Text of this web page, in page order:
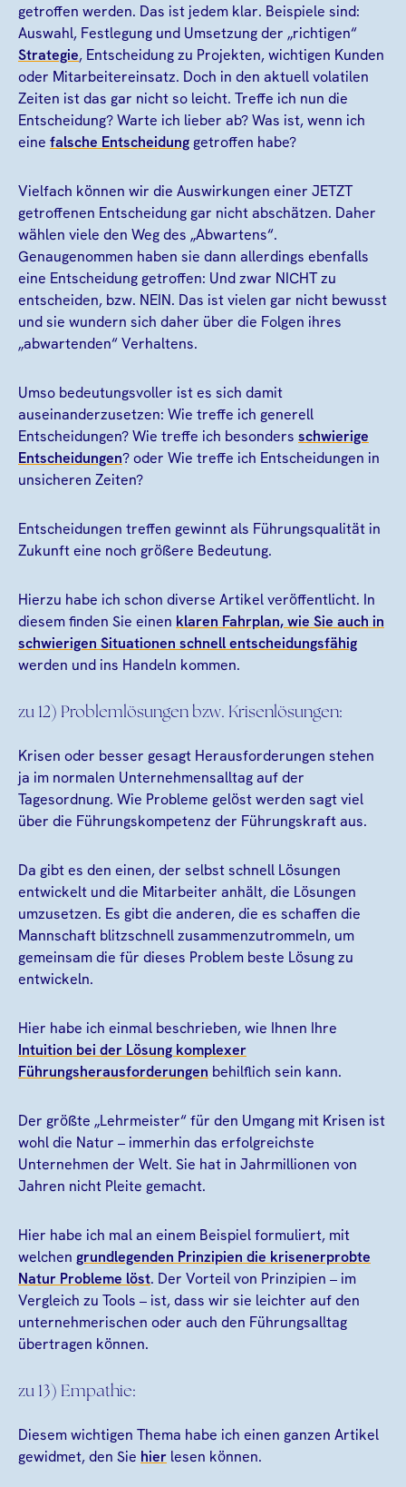
getroffen werden. Das ist jedem klar. Beispiele sind:
Auswahl, Festlegung und Umsetzung der „richtigen“
Strategie, Entscheidung zu Projekten, wichtigen Kunden
oder Mitarbeitereinsatz. Doch in den aktuell volatilen
Zeiten ist das gar nicht so leicht. Treffe ich nun die
Entscheidung? Warte ich lieber ab? Was ist, wenn ich
eine falsche Entscheidung getroffen habe?
Vielfach können wir die Auswirkungen einer JETZT
getroffenen Entscheidung gar nicht abschätzen. Daher
wählen viele den Weg des „Abwartens“.
Genaugenommen haben sie dann allerdings ebenfalls
eine Entscheidung getroffen: Und zwar NICHT zu
entscheiden, bzw. NEIN. Das ist vielen gar nicht bewusst
und sie wundern sich daher über die Folgen ihres
„abwartenden“ Verhaltens.
Umso bedeutungsvoller ist es sich damit
auseinanderzusetzen: Wie treffe ich generell
Entscheidungen? Wie treffe ich besonders schwierige
Entscheidungen? oder Wie treffe ich Entscheidungen in
unsicheren Zeiten?
Entscheidungen treffen gewinnt als Führungsqualität in
Zukunft eine noch größere Bedeutung.
Hierzu habe ich schon diverse Artikel veröffentlicht. In
diesem finden Sie einen klaren Fahrplan, wie Sie auch in
schwierigen Situationen schnell entscheidungsfähig
werden und ins Handeln kommen.
zu 12) Problemlösungen bzw. Krisenlösungen:
Krisen oder besser gesagt Herausforderungen stehen
ja im normalen Unternehmensalltag auf der
Tagesordnung. Wie Probleme gelöst werden sagt viel
über die Führungskompetenz der Führungskraft aus.
Da gibt es den einen, der selbst schnell Lösungen
entwickelt und die Mitarbeiter anhält, die Lösungen
umzusetzen. Es gibt die anderen, die es schaffen die
Mannschaft blitzschnell zusammenzutrommeln, um
gemeinsam die für dieses Problem beste Lösung zu
entwickeln.
Hier habe ich einmal beschrieben, wie Ihnen Ihre
Intuition bei der Lösung komplexer
Führungsherausforderungen behilflich sein kann.
Der größte „Lehrmeister“ für den Umgang mit Krisen ist
wohl die Natur – immerhin das erfolgreichste
Unternehmen der Welt. Sie hat in Jahrmillionen von
Jahren nicht Pleite gemacht.
Hier habe ich mal an einem Beispiel formuliert, mit
welchen grundlegenden Prinzipien die krisenerprobte
Natur Probleme löst. Der Vorteil von Prinzipien – im
Vergleich zu Tools – ist, dass wir sie leichter auf den
unternehmerischen oder auch den Führungsalltag
übertragen können.
zu 13) Empathie:
Diesem wichtigen Thema habe ich einen ganzen Artikel
gewidmet, den Sie hier lesen können.